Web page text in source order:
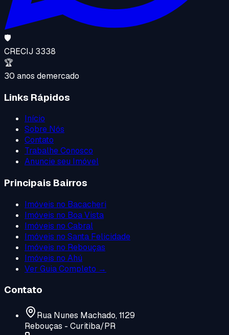
🛡️
CRECIJ 3338
🏆
30 anos demercado
Links Rápidos
Início
Sobre Nós
Contato
Trabalhe Conosco
Anuncie seu Imóvel
Principais Bairros
Imóveis no Bacacheri
Imóveis no Boa Vista
Imóveis no Cabral
Imóveis no Santa Felicidade
Imóveis no Rebouças
Imóveis no Ahú
Ver Guia Completo →
Contato
Rua Nunes Machado, 1129
Rebouças - Curitiba/PR